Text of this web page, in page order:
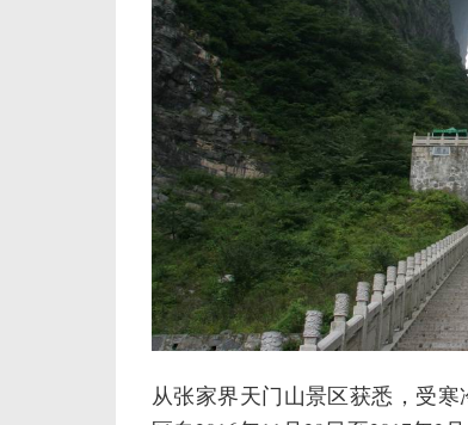
从张家界天门山景区获悉，受